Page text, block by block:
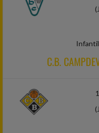
C.B.